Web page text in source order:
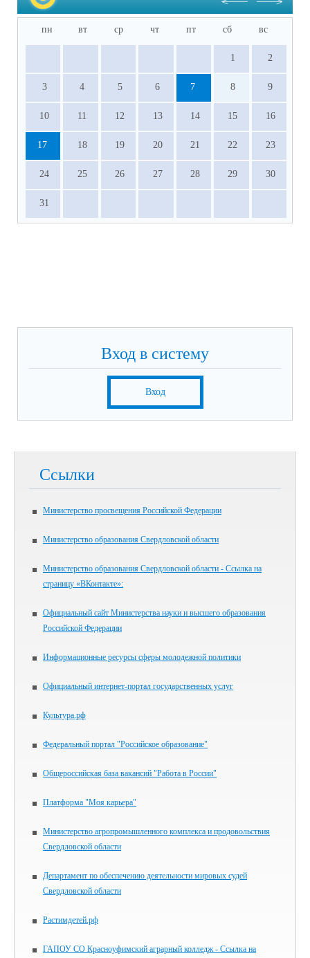
пн вт ср чт пт сб вс
1 2
3 4 5 6 7 8 9
10 11 12 13 14 15 16
17 18 19 20 21 22 23
24 25 26 27 28 29 30
31
Вход в систему
Вход
Ссылки
Министерство просвещения Российской Федерации
Министерство образования Свердловской области
Министерство образования Свердловской области - Ссылка на
страницу «ВКонтакте»:
Официальный сайт Министерства науки и высшего образования
Российской Федерации
Информационные ресурсы сферы молодежной политики
Официальный интернет-портал государственных услуг
Культура.рф
Федеральный портал "Российское образование"
Общероссийская база вакансий "Работа в России"
Платформа "Моя карьера"
Министерство агропромышленного комплекса и продовольствия
Свердловской области
Департамент по обеспечению деятельности мировых судей
Свердловской области
Растимдетей.рф
ГАПОУ СО Красноуфимский аграрный колледж - Ссылка на